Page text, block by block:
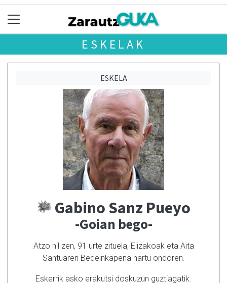
ESKELAK
ESKELA
Gabino Sanz Pueyo
-Goian bego-
Atzo hil zen, 91 urte zituela, Elizakoak eta Aita
Santuaren Bedeinkapena hartu ondoren.
Eskerrik asko erakutsi doskuzun guztiagatik.